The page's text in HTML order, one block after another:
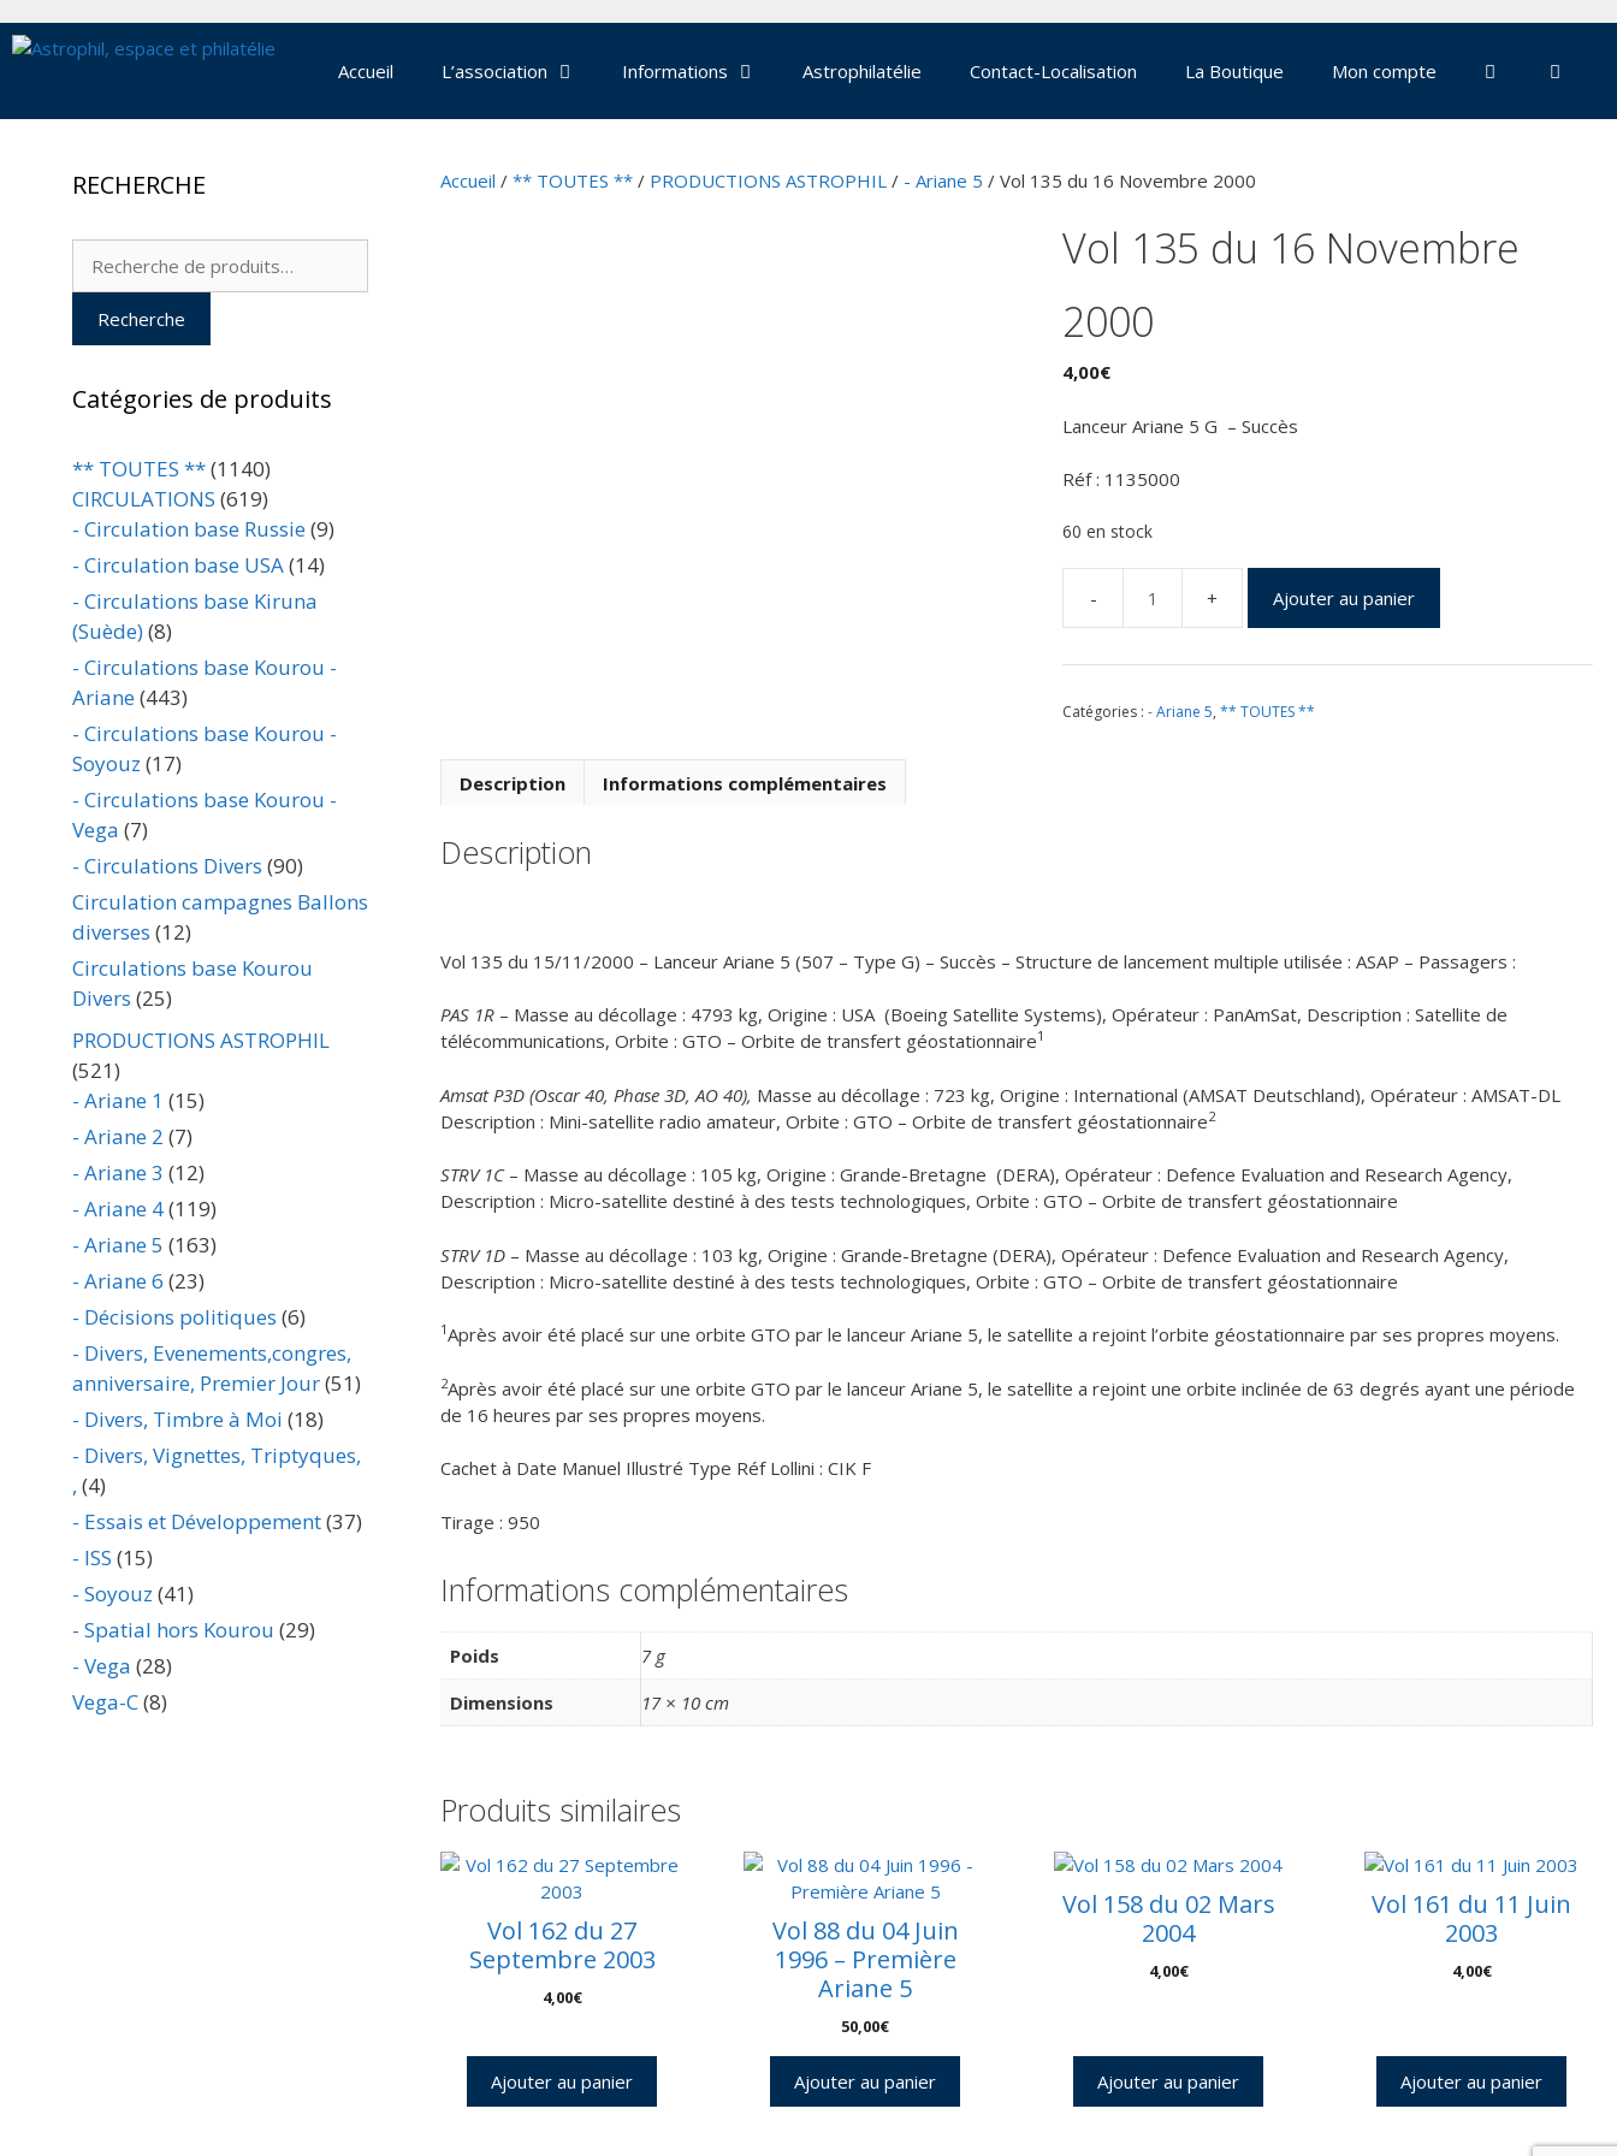
au
Accueil L’association Informations Astrophilatélie Contact-Localisation La Boutique Mon compte
Accueil / ** TOUTES ** / PRODUCTIONS ASTROPHIL / - Ariane 5 / Vol 135 du 16 Novembre 2000
Vol 135 du 16 Novembre
2000
4,00€
Lanceur Ariane 5 G – Succès
Réf : 1135000
60 en stock
quantité
de
Vol
du
Ajouter au panier
Catégories :- Ariane 5,** TOUTES **
Description Informations complémentaires
Description
Vol 135 du 15/11/2000 – Lanceur Ariane 5 (507 – Type G) – Succès – Structure de lancement multiple utilisée : ASAP – Passagers :
PAS 1R – Masse au décollage : 4793 kg, Origine : USA (Boeing Satellite Systems), Opérateur : PanAmSat, Description : Satellite de
télécommunications, Orbite : GTO – Orbite de transfert géostationnaire1
Amsat P3D (Oscar 40, Phase 3D, AO 40), Masse au décollage : 723 kg, Origine : International (AMSAT Deutschland), Opérateur : AMSAT-DL
Description : Mini-satellite radio amateur, Orbite : GTO – Orbite de transfert géostationnaire2
STRV 1C– Masse au décollage : 105 kg, Origine : Grande-Bretagne (DERA), Opérateur : Defence Evaluation and Research Agency,
Description : Micro-satellite destiné à des tests technologiques, Orbite : GTO – Orbite de transfert géostationnaire
STRV 1D – Masse au décollage : 103 kg, Origine : Grande-Bretagne (DERA), Opérateur : Defence Evaluation and Research Agency,
Description : Micro-satellite destiné à des tests technologiques, Orbite : GTO – Orbite de transfert géostationnaire
1Après avoir été placé sur une orbite GTO par le lanceur Ariane 5, le satellite a rejoint l’orbite géostationnaire par ses propres moyens.
2Après avoir été placé sur une orbite GTO par le lanceur Ariane 5, le satellite a rejoint une orbite inclinée de 63 degrés ayant une période
de 16 heures par ses propres moyens.
Cachet à Date Manuel Illustré Type Réf Lollini : CIK F
Tirage : 950
Informations complémentaires
Poids
7 g
Dimensions
17 × 10 cm
Produits similaires
Vol 162 du 27
Septembre 2003
4,00€
Ajouter au panier
Vol 88 du 04 Juin
1996 – Première
Ariane 5
50,00€
Ajouter au panier
Vol 158 du 02 Mars
2004
4,00€
Ajouter au panier
Vol 161 du 11 Juin
2003
4,00€
Ajouter au panier
RECHERCHE
Recherche
Recherche
Catégories de produits
** TOUTES **(1140)
CIRCULATIONS (619)
- Circulation base Russie(9)
- Circulation base USA(14)
- Circulations base Kiruna
(Suède)(8)
- Circulations base Kourou -
Ariane(443)
- Circulations base Kourou -
Soyouz (17)
- Circulations base Kourou -
Vega (7)
- Circulations Divers (90)
Circulation campagnes Ballons
diverses (12)
Circulations base Kourou
Divers (25)
PRODUCTIONS ASTROPHIL
(521)
- Ariane 1 (15)
- Ariane 2 (7)
- Ariane 3 (12)
- Ariane 4(119)
- Ariane 5 (163)
- Ariane 6 (23)
- Décisions politiques (6)
- Divers, Evenements,congres,
anniversaire, Premier Jour(51)
- Divers, Timbre à Moi (18)
- Divers, Vignettes, Triptyques,
, (4)
- Essais et Développement(37)
- ISS (15)
- Soyouz (41)
- Spatial hors Kourou (29)
- Vega (28)
Vega-C(8)